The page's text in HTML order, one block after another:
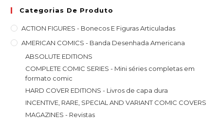
Categorias De Produto
ACTION FIGURES - Bonecos E Figuras Articuladas
AMERICAN COMICS - Banda Desenhada Americana
ABSOLUTE EDITIONS
COMPLETE COMIC SERIES - Mini séries completas em
formato comic
HARD COVER EDITIONS - Livros de capa dura
INCENTIVE, RARE, SPECIAL AND VARIANT COMIC COVERS
MAGAZINES - Revistas